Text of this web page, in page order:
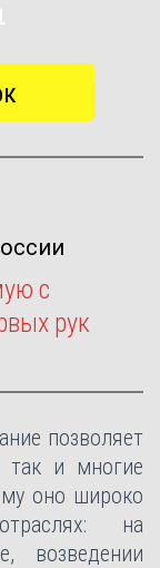
с
рук
позволяет
так и многие
оно широко
на
возведении